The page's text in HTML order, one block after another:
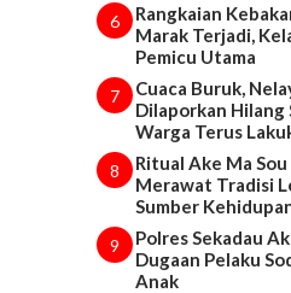
6
Rangkaian
Marak Terjadi,
Pemicu Utama
7
Cuaca Buruk,
Dilaporkan Hilang
Warga Terus
8
Ritual Ake Ma
Merawat Tradisi
Sumber
9
Polres Sekadau
Dugaan Pelaku
Anak